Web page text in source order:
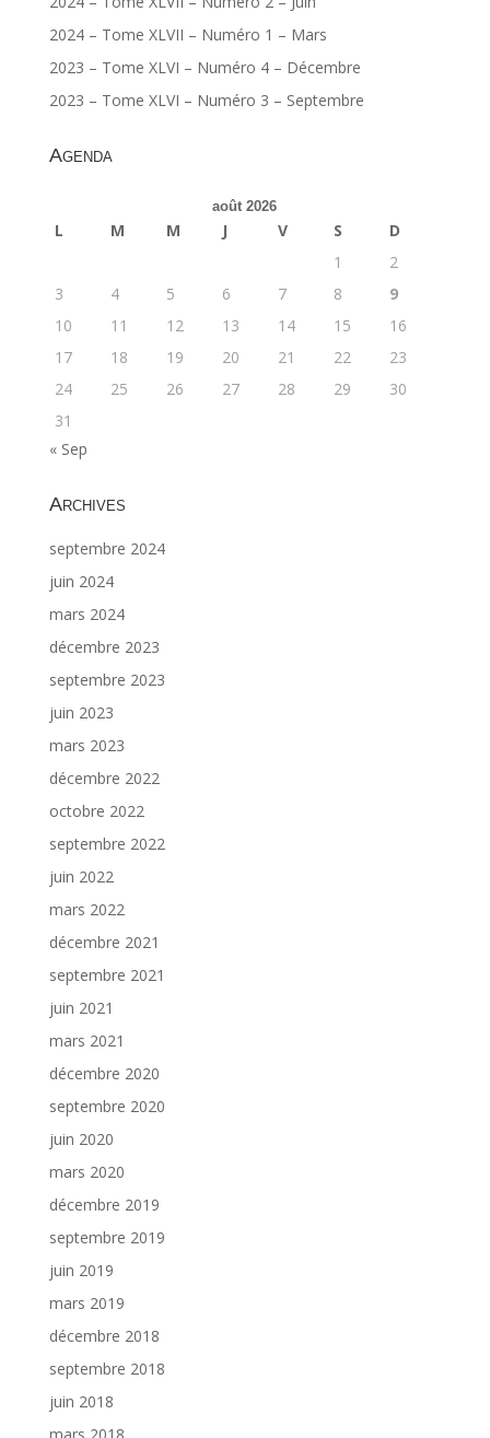
2024 – Tome XLVII – Numéro 1 – Mars
2023 – Tome XLVI – Numéro 4 – Décembre
2023 – Tome XLVI – Numéro 3 – Septembre
Agenda
août 2026
L M M J V S
D
1
2
3
4 5 6 7 8
9
10
11 12 13 14 15
16
17
18 19 20 21 22
23
24
25 26 27 28 29
30
31
« Sep
Archives
septembre 2024
juin 2024
mars 2024
décembre 2023
septembre 2023
juin 2023
mars 2023
décembre 2022
octobre 2022
septembre 2022
juin 2022
mars 2022
décembre 2021
septembre 2021
juin 2021
mars 2021
décembre 2020
septembre 2020
juin 2020
mars 2020
décembre 2019
septembre 2019
juin 2019
mars 2019
décembre 2018
septembre 2018
juin 2018